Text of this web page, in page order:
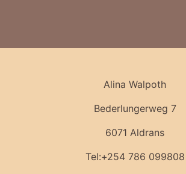
Alina Walpoth
Bederlungerweg 7
6071 Aldrans
Tel:+254 786 099808